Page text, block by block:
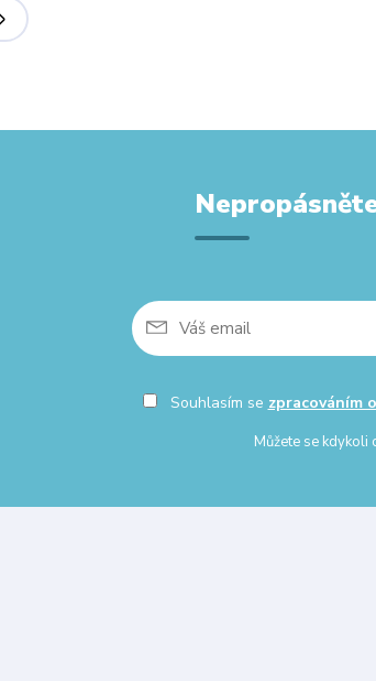
Souhlasím se zpracováním
Můžete se kdykoli